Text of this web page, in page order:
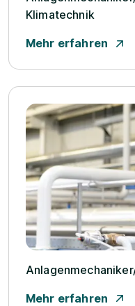
Klimatechnik
Mehr erfahren
Mehr erfahren